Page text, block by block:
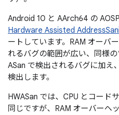
Android 10 と AArch64 の
Hardware Assisted
ートしています。RAM オーバ
れるバグの範囲が広い、同様
ASan で検出されるバグに加え
検出します。
HWASan では、CPU とコード
同じですが、RAM オーバーヘ